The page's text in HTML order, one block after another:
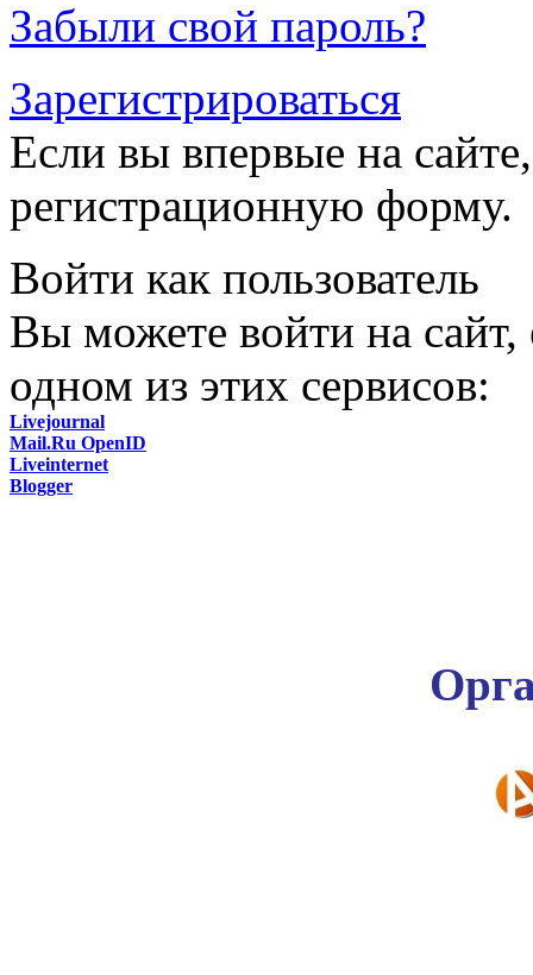
Забыли свой пароль?
Зарегистрироваться
Если вы впервые на
регистрационную форму.
Войти как пользователь
Вы можете войти на сайт,
одном из этих сервисов:
Livejournal
Mail.Ru OpenID
Liveinternet
Blogger